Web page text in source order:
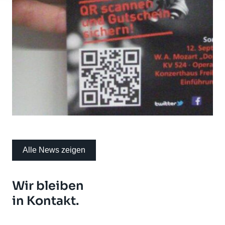
Alle News zeigen
Wir bleiben
in Kontakt.